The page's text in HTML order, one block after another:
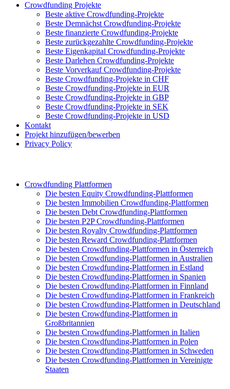
Crowdfunding Projekte
Beste aktive Crowdfunding-Projekte
Beste Demnächst Crowdfunding-Projekte
Beste finanzierte Crowdfunding-Projekte
Beste zurückgezahlte Crowdfunding-Projekte
Beste Eigenkapital Crowdfunding-Projekte
Beste Darlehen Crowdfunding-Projekte
Beste Vorverkauf Crowdfunding-Projekte
Beste Crowdfunding-Projekte in CHF
Beste Crowdfunding-Projekte in EUR
Beste Crowdfunding-Projekte in GBP
Beste Crowdfunding-Projekte in SEK
Beste Crowdfunding-Projekte in USD
Kontakt
Projekt hinzufügen/bewerben
Privacy Policy
Crowdfunding Plattformen
Die besten Equity Crowdfunding-Plattformen
Die besten Immobilien Crowdfunding-Plattformen
Die besten Debt Crowdfunding-Plattformen
Die besten P2P Crowdfunding-Plattformen
Die besten Royalty Crowdfunding-Plattformen
Die besten Reward Crowdfunding-Plattformen
Die besten Crowdfunding-Plattformen in Österreich
Die besten Crowdfunding-Plattformen in Australien
Die besten Crowdfunding-Plattformen in Estland
Die besten Crowdfunding-Plattformen in Spanien
Die besten Crowdfunding-Plattformen in Finnland
Die besten Crowdfunding-Plattformen in Frankreich
Die besten Crowdfunding-Plattformen in Deutschland
Die besten Crowdfunding-Plattformen in
Großbritannien
Die besten Crowdfunding-Plattformen in Italien
Die besten Crowdfunding-Plattformen in Polen
Die besten Crowdfunding-Plattformen in Schweden
Die besten Crowdfunding-Plattformen in Vereinigte
Staaten